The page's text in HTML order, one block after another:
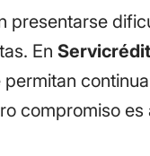
presentarse
En
compromiso